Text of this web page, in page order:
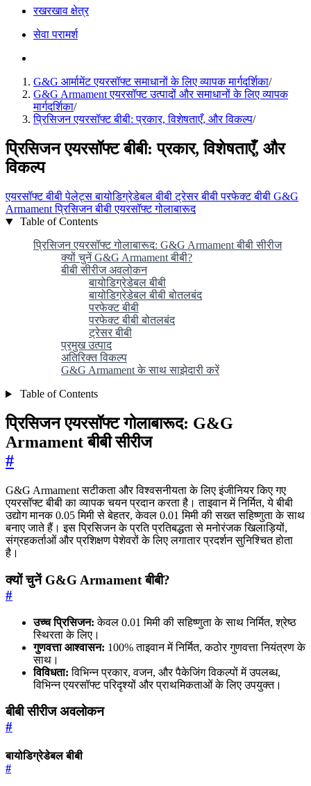
रखरखाव क्षेत्र
सेवा परामर्श
G&G आर्मामेंट एयरसॉफ्ट समाधानों के लिए व्यापक मार्गदर्शिका/
G&G Armament एयरसॉफ्ट उत्पादों और समाधानों के लिए व्यापक
मार्गदर्शिका/
प्रिसिजन एयरसॉफ्ट बीबी: प्रकार, विशेषताएँ, और विकल्प/
प्रिसिजन एयरसॉफ्ट बीबी: प्रकार, विशेषताएँ, और
विकल्प
एयरसॉफ्टबीबी पेलेट्सबायोडिग्रेडेबल बीबीट्रेसर बीबीपरफेक्ट बीबी G&G
Armamentप्रिसिजन बीबीएयरसॉफ्ट गोलाबारूद
Table of Contents
प्रिसिजन एयरसॉफ्ट गोलाबारूद: G&G Armament बीबी सीरीज
क्यों चुनें G&G Armament बीबी?
बीबी सीरीज अवलोकन
बायोडिग्रेडेबल बीबी
बायोडिग्रेडेबल बीबी बोतलबंद
परफेक्ट बीबी
परफेक्ट बीबी बोतलबंद
ट्रेसर बीबी
प्रमुख उत्पाद
अतिरिक्त विकल्प
G&G Armament के साथ साझेदारी करें
Table of Contents
प्रिसिजन एयरसॉफ्ट गोलाबारूद: G&G
Armament बीबी सीरीज
#
G&G Armament सटीकता और विश्वसनीयता के लिए इंजीनियर किए गए
एयरसॉफ्ट बीबी का व्यापक चयन प्रदान करता है। ताइवान में निर्मित, ये बीबी
उद्योग मानक 0.05 मिमी से बेहतर, केवल 0.01 मिमी की सख्त सहिष्णुता के साथ
बनाए जाते हैं। इस प्रिसिजन के प्रति प्रतिबद्धता से मनोरंजक खिलाड़ियों,
संग्रहकर्ताओं और प्रशिक्षण पेशेवरों के लिए लगातार प्रदर्शन सुनिश्चित होता
है।
क्यों चुनें G&G Armament बीबी?
#
उच्च प्रिसिजन: केवल 0.01 मिमी की सहिष्णुता के साथ निर्मित, श्रेष्ठ
स्थिरता के लिए।
गुणवत्ता आश्वासन: 100% ताइवान में निर्मित, कठोर गुणवत्ता नियंत्रण के
साथ।
विविधता: विभिन्न प्रकार, वजन, और पैकेजिंग विकल्पों में उपलब्ध,
विभिन्न एयरसॉफ्ट परिदृश्यों और प्राथमिकताओं के लिए उपयुक्त।
बीबी सीरीज अवलोकन
#
बायोडिग्रेडेबल बीबी
#